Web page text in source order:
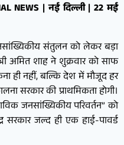
NEWS | नई दिल्ली | 22 मई
संतुलन को लेकर बड़ा
अमित शाह ने शुक्रवार को साफ
ही नहीं, बल्कि देश में मौजूद हर
सरकार की प्राथमिकता होगी।
जनसांख्यिकीय परिवर्तन” को
जल्द ही एक हाई-पावर्ड